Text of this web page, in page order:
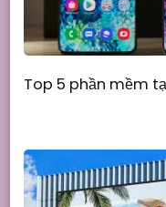
Top 5 phần mềm